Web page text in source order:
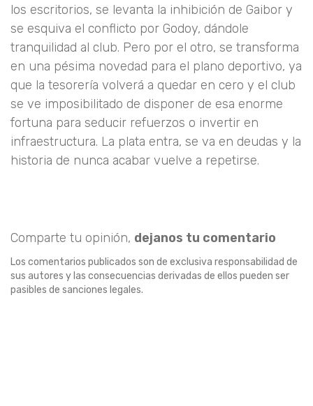
los escritorios, se levanta la inhibición de Gaibor y
se esquiva el conflicto por Godoy, dándole
tranquilidad al club. Pero por el otro, se transforma
en una pésima novedad para el plano deportivo, ya
que la tesorería volverá a quedar en cero y el club
se ve imposibilitado de disponer de esa enorme
fortuna para seducir refuerzos o invertir en
infraestructura. La plata entra, se va en deudas y la
historia de nunca acabar vuelve a repetirse.
Comparte tu opinión, dejanos tu comentario
Los comentarios publicados son de exclusiva responsabilidad de
sus autores y las consecuencias derivadas de ellos pueden ser
pasibles de sanciones legales.